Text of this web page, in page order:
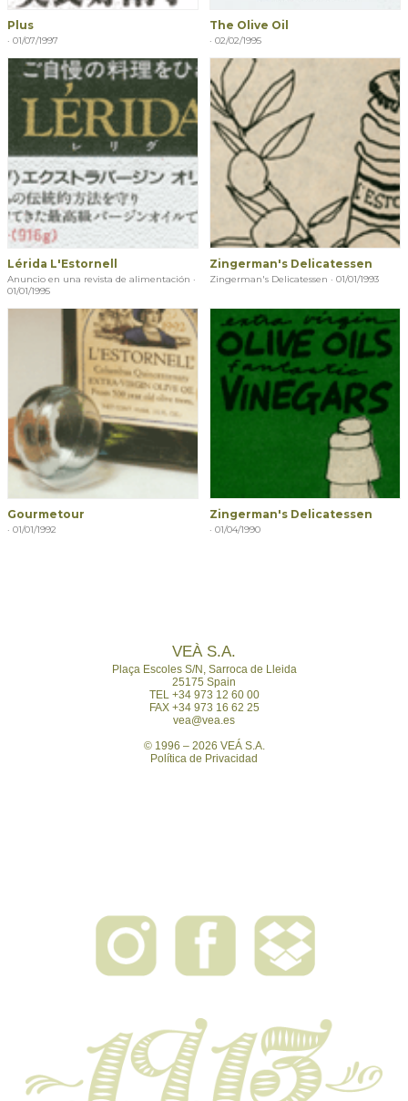
Plus
· 01/07/1997
The Olive Oil
· 02/02/1995
Lérida L'Estornell
Anuncio en una revista de alimentación ·
01/01/1995
Zingerman's Delicatessen
Zingerman's Delicatessen · 01/01/1993
Gourmetour
· 01/01/1992
Zingerman's Delicatessen
· 01/04/1990
VEÀ S.A.
Plaça Escoles S/N, Sarroca de Lleida
25175 Spain
TEL +34 973 12 60 00
FAX +34 973 16 62 25
vea@vea.es
© 1996 – 2026 VEÁ S.A.
Política de Privacidad